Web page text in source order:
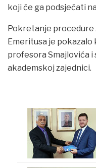
koji će ga podsjećati
Pokretanje procedure
Emeritusa je
profesora Smajlovića i
akademskoj zajednici.